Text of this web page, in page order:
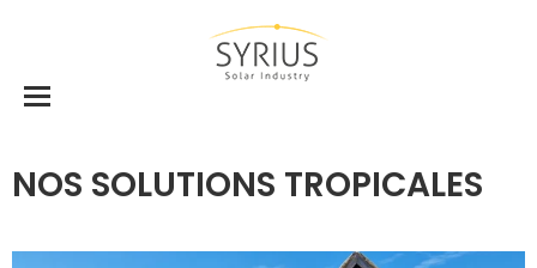
NOS SOLUTIONS TROPICALES